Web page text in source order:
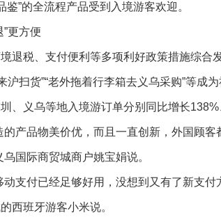
鉴”的全流程产品受到入境游客欢迎。
”更方便
退税、支付便利等多项利好政策措施综合
沪扫货”“老外拖着行李箱去义乌采购”等成
、义乌等地入境游订单分别同比增长138%
的产品物美价优，而且一直创新，外国顾
乌国际商贸城商户姚宝娟说。
动支付已经足够好用，没想到又有了新支付
西班牙游客小米说。